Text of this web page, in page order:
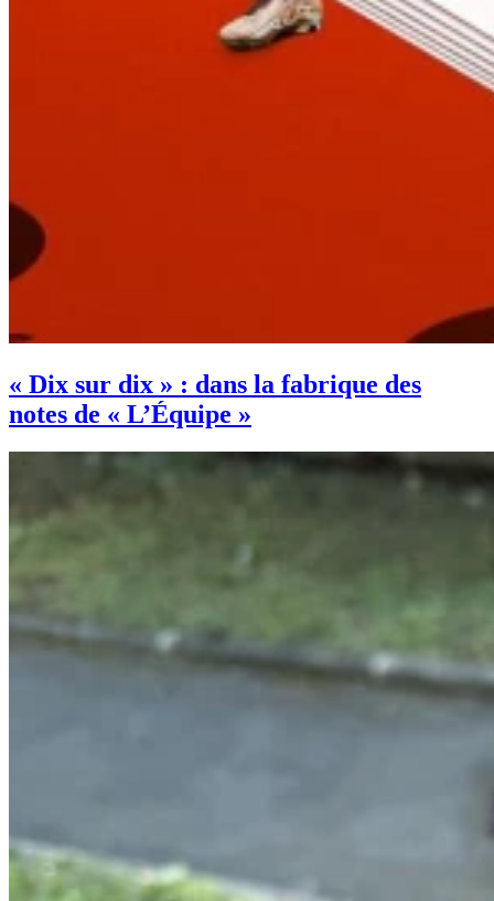
« Dix sur dix » : dans la fabrique des
notes de « L’Équipe »